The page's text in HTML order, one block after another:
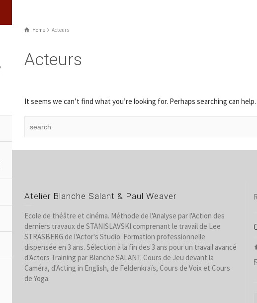
Home Acteurs
Acteurs
It seems we can’t find what you’re looking for. Perhaps searching can help.
Atelier Blanche Salant & Paul Weaver
Ecole de théâtre et cinéma. Méthode de l'Analyse par l'Action des
derniers travaux de STANISLAVSKI comprenant le travail de Lee
STRASBERG de l'Actor's Studio. Formation professionnelle
dispensée en 3 ans. Sélection à la fin des 3 ans pour un travail avancé
d'Actors Training par Blanche SALANT. Cours de Jeu devant la
Caméra, d'Acting in English, de Feldenkraïs, Cours de Voix et Cours
de Yoga.